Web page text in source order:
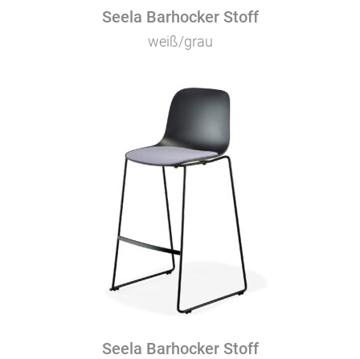
Seela Barhocker Stoff
weiß/grau
Seela Barhocker Stoff